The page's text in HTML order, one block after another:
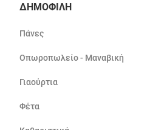
ΔΗΜΟΦΙΛΗ
Πάνες
Οπωροπωλείο - Μαναβική
Γιαούρτια
Φέτα